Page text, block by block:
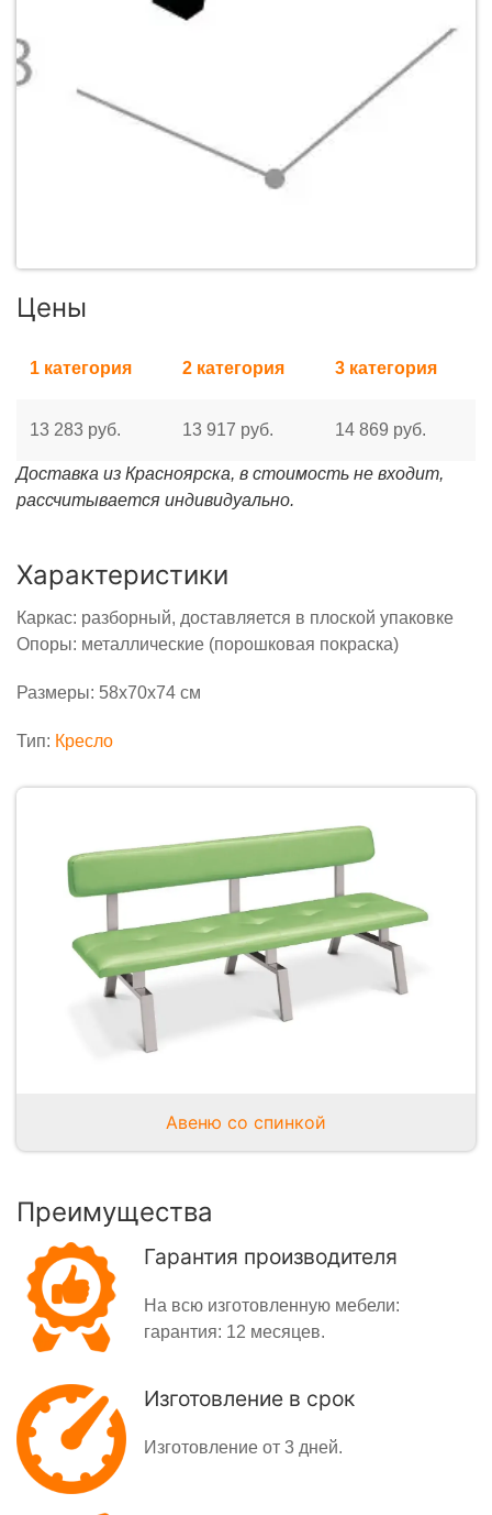
Цены
1 категория 2 категория 3 категория
13 283 руб. 13 917 руб. 14 869 руб.
Доставка из Красноярска, в стоимость не входит,
рассчитывается индивидуально.
Характеристики
Каркас: разборный, доставляется в плоской упаковке
Опоры: металлические (порошковая покраска)
Размеры: 58х70х74 см
Тип: Кресло
Авеню со спинкой
Преимущества
Гарантия производителя
На всю изготовленную мебели:
гарантия: 12 месяцев.
Изготовление в срок
Изготовление от 3 дней.